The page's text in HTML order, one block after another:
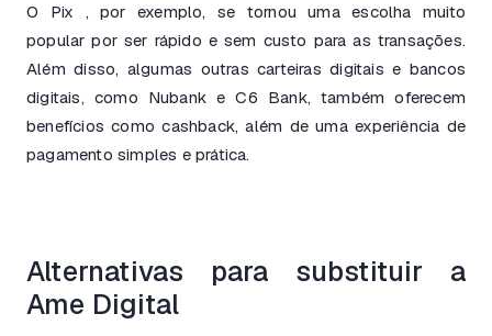
O Pix , por exemplo, se tornou uma escolha muito
popular por ser rápido e sem custo para as transações.
Além disso, algumas outras carteiras digitais e bancos
digitais, como Nubank e C6 Bank, também oferecem
benefícios como cashback, além de uma experiência de
pagamento simples e prática.
Alternativas para substituir a
Ame Digital